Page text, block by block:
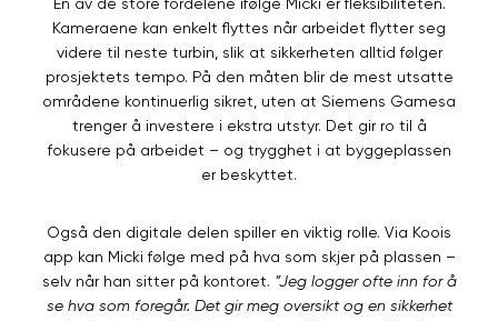
En av de store fordelene ifølge Micki er fleksibiliteten.
Kameraene kan enkelt flyttes når arbeidet flytter seg
videre til neste turbin, slik at sikkerheten alltid følger
prosjektets tempo. På den måten blir de mest utsatte
områdene kontinuerlig sikret, uten at Siemens Gamesa
trenger å investere i ekstra utstyr. Det gir ro til å
fokusere på arbeidet – og trygghet i at byggeplassen
er beskyttet.
Også den digitale delen spiller en viktig rolle. Via Koois
app kan Micki følge med på hva som skjer på plassen –
selv når han sitter på kontoret. ”Jeg logger ofte inn for å
se hva som foregår. Det gir meg oversikt og en sikkerhet